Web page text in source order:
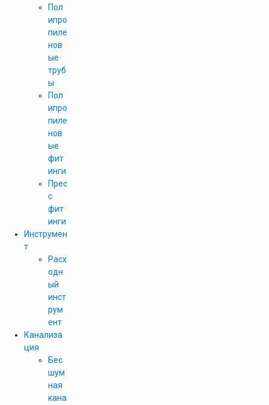
Пол
ипро
пиле
нов
ые
труб
ы
Пол
ипро
пиле
нов
ые
фит
инги
Прес
с
фит
инги
Инструмен
т
Расх
одн
ый
инст
рум
ент
Канализа
ция
Бес
шум
ная
кана